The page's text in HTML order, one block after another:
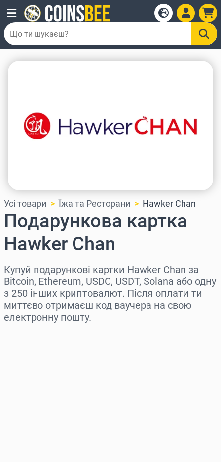
Усі товари Їжа та Ресторани Hawker Chan
Подарункова картка
Hawker Chan
Купуй подарункові картки Hawker Chan за
Bitcoin, Ethereum, USDC, USDT, Solana або одну
з 250 інших криптовалют. Після оплати ти
миттєво отримаєш код ваучера на свою
електронну пошту.